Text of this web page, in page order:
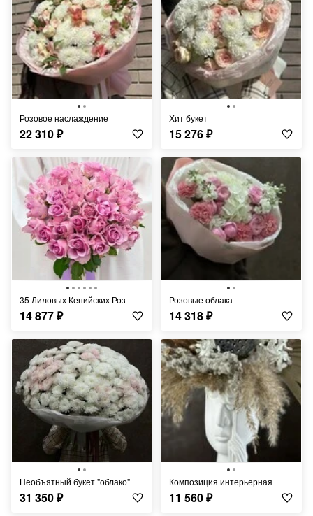
Розовое наслаждение
22 310₽
Хит букет
15 276₽
35 Лиловых Кенийских Роз
14 877₽
Розовые облака
14 318₽
Необъятный букет "облако"
31 350₽
Композиция интерьерная
11 560₽